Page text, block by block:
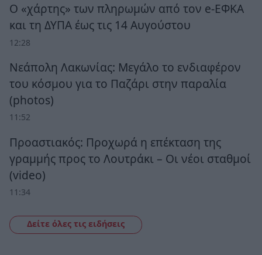
Ο «χάρτης» των πληρωμών από τον e-ΕΦΚΑ
και τη ΔΥΠΑ έως τις 14 Αυγούστου
12:28
Νεάπολη Λακωνίας: Μεγάλο το ενδιαφέρον
του κόσμου για το Παζάρι στην παραλία
(photos)
11:52
Προαστιακός: Προχωρά η επέκταση της
γραμμής προς το Λουτράκι – Οι νέοι σταθμοί
(video)
11:34
Δείτε όλες τις ειδήσεις